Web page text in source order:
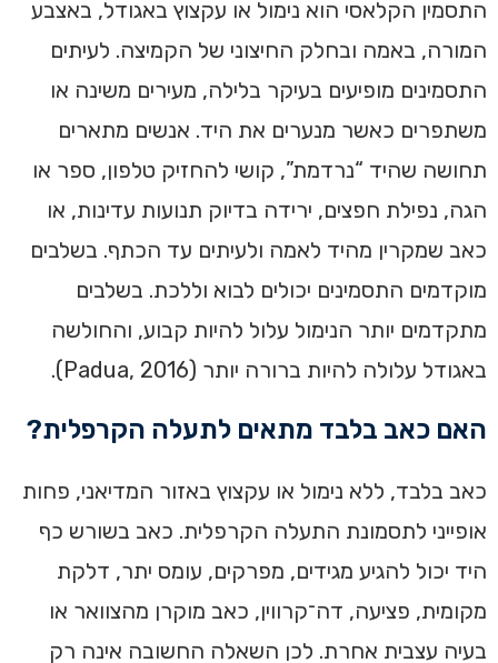
התסמין הקלאסי הוא נימול או עקצוץ באגודל, באצבע
המורה, באמה ובחלק החיצוני של הקמיצה. לעיתים
התסמינים מופיעים בעיקר בלילה, מעירים משינה או
משתפרים כאשר מנערים את היד. אנשים מתארים
תחושה שהיד “נרדמת”, קושי להחזיק טלפון, ספר או
הגה, נפילת חפצים, ירידה בדיוק תנועות עדינות, או
כאב שמקרין מהיד לאמה ולעיתים עד הכתף. בשלבים
מוקדמים התסמינים יכולים לבוא וללכת. בשלבים
מתקדמים יותר הנימול עלול להיות קבוע, והחולשה
באגודל עלולה להיות ברורה יותר (Padua, 2016).
האם כאב בלבד מתאים לתעלה הקרפלית?
כאב בלבד, ללא נימול או עקצוץ באזור המדיאני, פחות
אופייני לתסמונת התעלה הקרפלית. כאב בשורש כף
היד יכול להגיע מגידים, מפרקים, עומס יתר, דלקת
מקומית, פציעה, דה־קרווין, כאב מוקרן מהצוואר או
בעיה עצבית אחרת. לכן השאלה החשובה אינה רק